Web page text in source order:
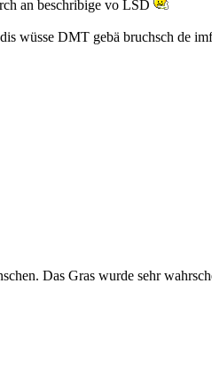
an beschribige vo LSD
wüsse DMT gebä bruchsch de
Das Gras wurde sehr